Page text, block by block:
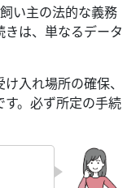
い主の法的な義務
は、単なるデータ
入れ場所の確保、
。必ず所定の手続